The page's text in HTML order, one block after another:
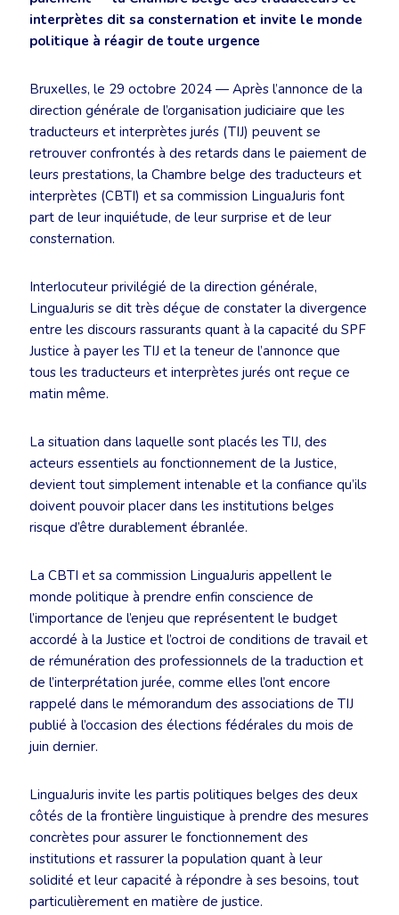
interprètes dit sa consternation et invite le monde
politique à réagir de toute urgence
Bruxelles, le 29 octobre 2024 — Après l’annonce de la
direction générale de l’organisation judiciaire que les
traducteurs et interprètes jurés (TIJ) peuvent se
retrouver confrontés à des retards dans le paiement de
leurs prestations, la Chambre belge des traducteurs et
interprètes (CBTI) et sa commission LinguaJuris font
part de leur inquiétude, de leur surprise et de leur
consternation.
Interlocuteur privilégié de la direction générale,
LinguaJuris se dit très déçue de constater la divergence
entre les discours rassurants quant à la capacité du SPF
Justice à payer les TIJ et la teneur de l’annonce que
tous les traducteurs et interprètes jurés ont reçue ce
matin même.
La situation dans laquelle sont placés les TIJ, des
acteurs essentiels au fonctionnement de la Justice,
devient tout simplement intenable et la confiance qu’ils
doivent pouvoir placer dans les institutions belges
risque d’être durablement ébranlée.
La CBTI et sa commission LinguaJuris appellent le
monde politique à prendre enfin conscience de
l’importance de l’enjeu que représentent le budget
accordé à la Justice et l’octroi de conditions de travail et
de rémunération des professionnels de la traduction et
de l’interprétation jurée, comme elles l’ont encore
rappelé dans le mémorandum des associations de TIJ
publié à l’occasion des élections fédérales du mois de
juin dernier.
LinguaJuris invite les partis politiques belges des deux
côtés de la frontière linguistique à prendre des mesures
concrètes pour assurer le fonctionnement des
institutions et rassurer la population quant à leur
solidité et leur capacité à répondre à ses besoins, tout
particulièrement en matière de justice.